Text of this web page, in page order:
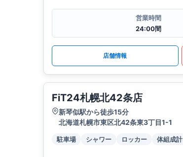
営業時間
24:00間
店舗情報
FiT24札幌北42条店
新琴似駅から徒歩15分
北海道札幌市東区北42条東3丁目1-1
駐車場 シャワー ロッカー 体組成計